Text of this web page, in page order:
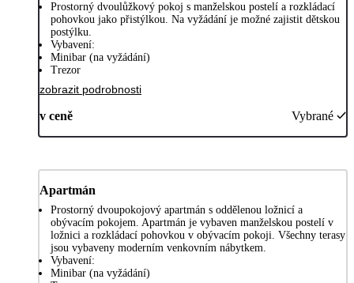
Prostorný dvoulůžkový pokoj s manželskou postelí a rozkládací
pohovkou jako přistýlkou. Na vyžádání je možné zajistit dětskou
postýlku.
Vybavení:
Minibar (na vyžádání)
Trezor
zobrazit podrobnosti
v ceně Vybrané
Apartmán
Prostorný dvoupokojový apartmán s oddělenou ložnicí a
obývacím pokojem. Apartmán je vybaven manželskou postelí v
ložnici a rozkládací pohovkou v obývacím pokoji. Všechny terasy
jsou vybaveny moderním venkovním nábytkem.
Vybavení:
Minibar (na vyžádání)